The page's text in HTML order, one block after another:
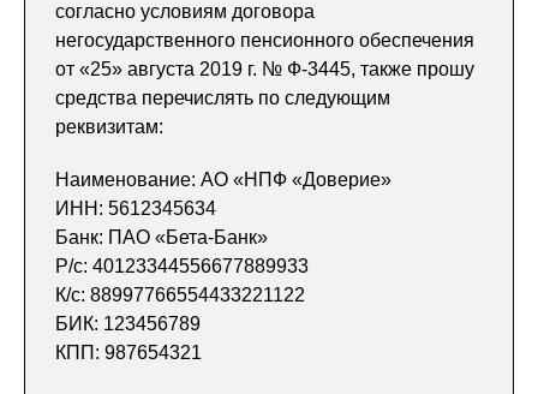
согласно условиям договора
негосударственного пенсионного обеспечения
от «25» августа 2019 г. № Ф-3445, также прошу
средства перечислять по следующим
реквизитам:
Наименование: АО «НПФ «Доверие»
ИНН: 5612345634
Банк: ПАО «Бета-Банк»
Р/с: 40123344556677889933
К/c: 88997766554433221122
БИК: 123456789
КПП: 987654321